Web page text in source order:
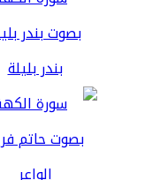
بندر بليلة